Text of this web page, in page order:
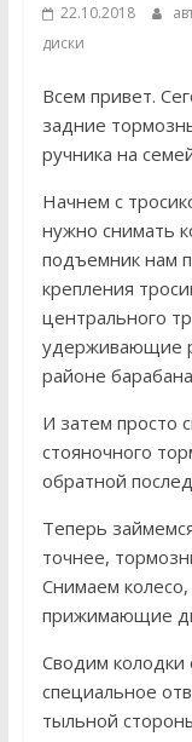
22.10.2018
диски
Всем привет.
задние
ручника на
Начнем с
нужно снимать
подъемник нам
крепления
центрального
удерживающие
районе
И затем просто
стояночного
обратной
Теперь
точнее,
Снимаем
прижимающие
Сводим колодки
специальное
тыльной